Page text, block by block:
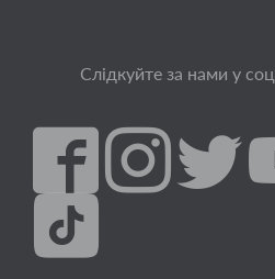
Слідкуйте за нами у